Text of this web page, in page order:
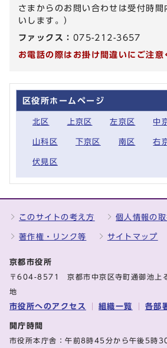
さまからのお問い合わせは受付時
いします。）
ファックス： 075-212-3657
お電話の際はお掛け間違いにご注意
区役所ホームページ
北区 上京区 左京区 中
山科区 下京区 南区 右
伏見区
このサイトの考え方 個人情報の取
著作権・リンク等 サイトマップ
京都市役所
〒604-8571 京都市中京区寺町通御池上
地
市役所へのアクセス 組織一覧 各部
開庁時間
市役所本庁舎：午前8時45分から午後5時